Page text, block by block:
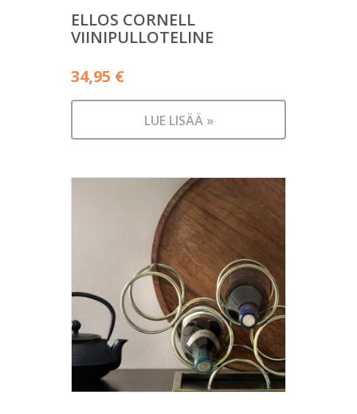
ELLOS CORNELL
VIINIPULLOTELINE
34,95 €
LUE LISÄÄ »